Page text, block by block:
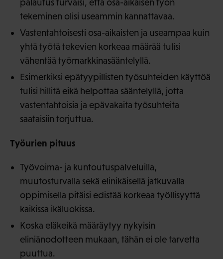
palautus turvaisi, että osa-aikaisen työn
tekeminen olisi useammin kannattavaa.
Vastentahtoisesti osa-aikaisten ja useampaa kuin
yhtä työtä tekevien korkeaa määrää tulisi
vähentää työmarkkinasääntelyllä.
Esimerkiksi epätyypillisten työsuhteiden käyttöä
tulisi hillitä eikä helpottaa sääntelyllä, jotta
vastentahtoisia ja epävakaita työsuhteita
saataisiin torjuttua.
Työurien pituus
Työvoima- ja kuntoutuspalveluilla,
muutosturvalla sekä elinikäisellä jatkuvalla
oppimisella pitäisi edistää korkeaa työllisyyttä
kaikissa ikäluokissa.
Koska eläkeikä määräytyy nykyisin
eliniänodotteen mukaan, tähän ei ole tarvetta
puuttua.